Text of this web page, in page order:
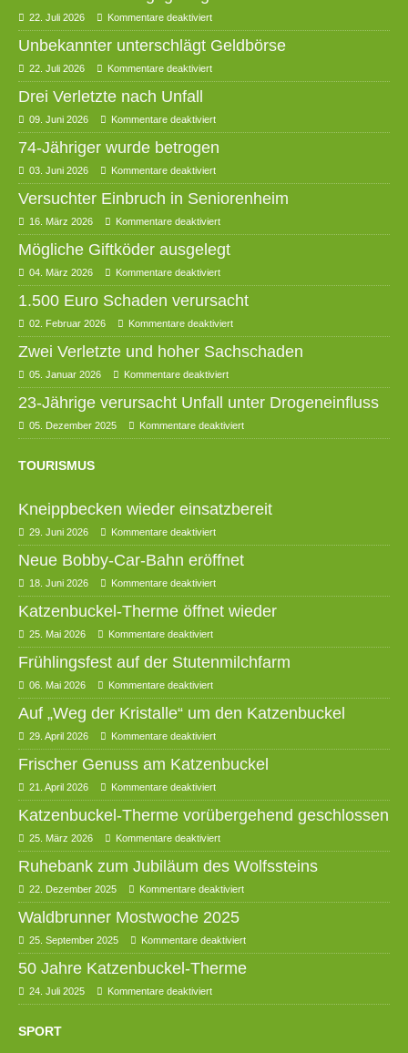
22. Juli 2026 Kommentare deaktiviert
Unbekannter unterschlägt Geldbörse
22. Juli 2026 Kommentare deaktiviert
Drei Verletzte nach Unfall
09. Juni 2026 Kommentare deaktiviert
74-Jähriger wurde betrogen
03. Juni 2026 Kommentare deaktiviert
Versuchter Einbruch in Seniorenheim
16. März 2026 Kommentare deaktiviert
Mögliche Giftköder ausgelegt
04. März 2026 Kommentare deaktiviert
1.500 Euro Schaden verursacht
02. Februar 2026 Kommentare deaktiviert
Zwei Verletzte und hoher Sachschaden
05. Januar 2026 Kommentare deaktiviert
23-Jährige verursacht Unfall unter Drogeneinfluss
05. Dezember 2025 Kommentare deaktiviert
TOURISMUS
Kneippbecken wieder einsatzbereit
29. Juni 2026 Kommentare deaktiviert
Neue Bobby-Car-Bahn eröffnet
18. Juni 2026 Kommentare deaktiviert
Katzenbuckel-Therme öffnet wieder
25. Mai 2026 Kommentare deaktiviert
Frühlingsfest auf der Stutenmilchfarm
06. Mai 2026 Kommentare deaktiviert
Auf „Weg der Kristalle“ um den Katzenbuckel
29. April 2026 Kommentare deaktiviert
Frischer Genuss am Katzenbuckel
21. April 2026 Kommentare deaktiviert
Katzenbuckel-Therme vorübergehend geschlossen
25. März 2026 Kommentare deaktiviert
Ruhebank zum Jubiläum des Wolfssteins
22. Dezember 2025 Kommentare deaktiviert
Waldbrunner Mostwoche 2025
25. September 2025 Kommentare deaktiviert
50 Jahre Katzenbuckel-Therme
24. Juli 2025 Kommentare deaktiviert
SPORT